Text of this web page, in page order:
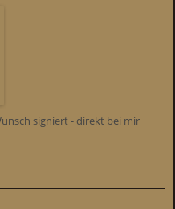
signiert - direkt bei mir